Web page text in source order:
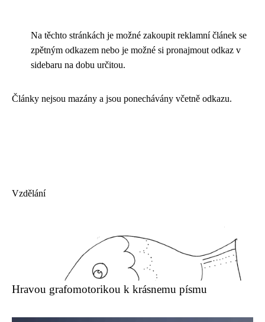
Na těchto stránkách je možné zakoupit reklamní článek se
zpětným odkazem nebo je možné si pronajmout odkaz v
sidebaru na dobu určitou.
Články nejsou mazány a jsou ponechávány včetně odkazu.
Vzdělání
Hravou grafomotorikou k krásnemu písmu